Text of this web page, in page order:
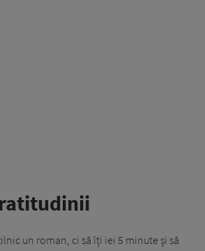
un roman, ci să îți iei 5 minute și să